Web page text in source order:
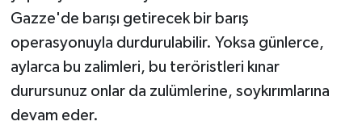
Gazze'de barışı getirecek bir barış
operasyonuyla durdurulabilir. Yoksa günlerce,
aylarca bu zalimleri, bu teröristleri kınar
durursunuz onlar da zulümlerine, soykırımlarına
devam eder.